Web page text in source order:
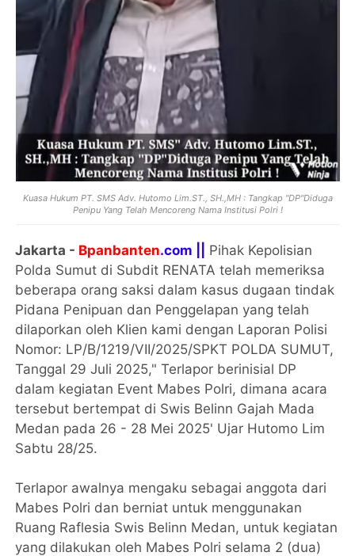
Kuasa Hukum PT. SMS Adv. Hutomo Lim.ST., SH.,MH : Tangkap "DP"Diduga
Penipu Yang Telah Mencoreng Nama Institusi Polri !
Jakarta - Bpanbanten.com ||
Pihak Kepolisian
Polda Sumut di Subdit RENATA telah memeriksa
beberapa orang saksi dalam kasus dugaan tindak
Pidana Penipuan dan Penggelapan yang telah
dilaporkan oleh Klien kami dengan Laporan Polisi
Nomor: LP/B/1219/VII/2025/SPKT POLDA SUMUT,
Tanggal 29 Juli 2025," Terlapor berinisial DP
dalam kegiatan Event Mabes Polri, dimana acara
tersebut bertempat di Swis Belinn Gajah Mada
Medan pada 26 - 28 Mei 2025' Ujar Hutomo Lim
Sabtu 28/25.
Terlapor awalnya mengaku sebagai anggota dari
Mabes Polri dan berniat untuk menggunakan
Ruang Raflesia Swis Belinn Medan, untuk kegiatan
yang dilakukan oleh Mabes Polri selama 2 (dua)